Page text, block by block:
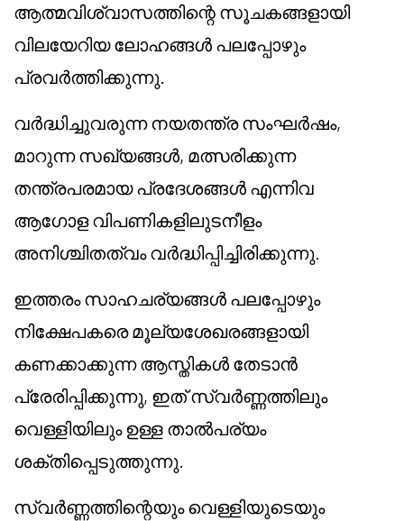
ആത്മവിശ്വാസത്തിന്റെ സൂചകങ്ങളായി
വിലയേറിയ ലോഹങ്ങൾ പലപ്പോഴും
പ്രവർത്തിക്കുന്നു.
വർദ്ധിച്ചുവരുന്ന നയതന്ത്ര സംഘർഷം,
മാറുന്ന സഖ്യങ്ങൾ, മത്സരിക്കുന്ന
തന്ത്രപരമായ പ്രദേശങ്ങൾ എന്നിവ
ആഗോള വിപണികളിലുടനീളം
അനിശ്ചിതത്വം വർദ്ധിപ്പിച്ചിരിക്കുന്നു.
ഇത്തരം സാഹചര്യങ്ങൾ പലപ്പോഴും
നിക്ഷേപകരെ മൂല്യശേഖരങ്ങളായി
കണക്കാക്കുന്ന ആസ്തികൾ തേടാൻ
പ്രേരിപ്പിക്കുന്നു, ഇത് സ്വർണ്ണത്തിലും
വെള്ളിയിലും ഉള്ള താൽപര്യം
ശക്തിപ്പെടുത്തുന്നു.
സ്വർണ്ണത്തിന്റെയും വെള്ളിയുടെയും